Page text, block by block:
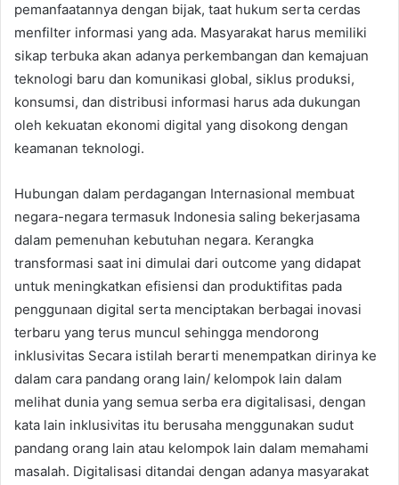
pemanfaatannya dengan bijak, taat hukum serta cerdas
menfilter informasi yang ada. Masyarakat harus memiliki
sikap terbuka akan adanya perkembangan dan kemajuan
teknologi baru dan komunikasi global, siklus produksi,
konsumsi, dan distribusi informasi harus ada dukungan
oleh kekuatan ekonomi digital yang disokong dengan
keamanan teknologi.
Hubungan dalam perdagangan Internasional membuat
negara-negara termasuk Indonesia saling bekerjasama
dalam pemenuhan kebutuhan negara. Kerangka
transformasi saat ini dimulai dari outcome yang didapat
untuk meningkatkan efisiensi dan produktifitas pada
penggunaan digital serta menciptakan berbagai inovasi
terbaru yang terus muncul sehingga mendorong
inklusivitas Secara istilah berarti menempatkan dirinya ke
dalam cara pandang orang lain/ kelompok lain dalam
melihat dunia yang semua serba era digitalisasi, dengan
kata lain inklusivitas itu berusaha menggunakan sudut
pandang orang lain atau kelompok lain dalam memahami
masalah. Digitalisasi ditandai dengan adanya masyarakat